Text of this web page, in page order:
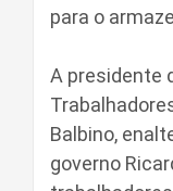
para o
A presidente
Balbino,
governo